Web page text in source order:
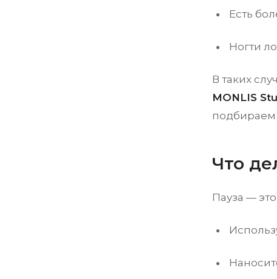
Есть
Ногти
В таких
MONLIS
подбираем
Что
Пауза —